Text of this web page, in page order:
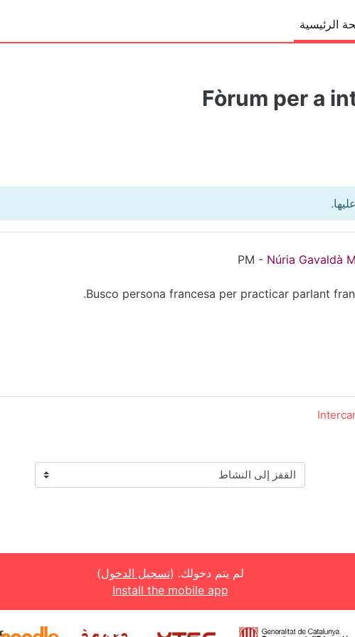
الرئيسية
Fòrum per a
- Núria Gavaldà
Busco persona francesa per practicar parlant
القفز إلى النشاط
لم يتم دخولك. (تسجيل الدخول)
Install the mobile app